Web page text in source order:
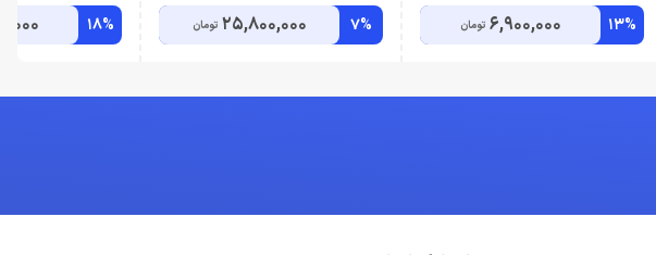
13%
6,900,000 تومان 7%
25,800,000 تومان 18%